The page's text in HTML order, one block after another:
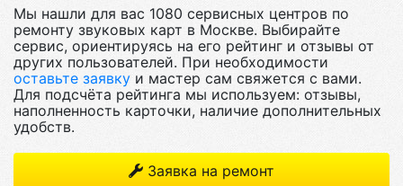
Мы нашли для вас 1080 сервисных центров по
ремонту звуковых карт в Москве. Выбирайте
сервис, ориентируясь на его рейтинг и отзывы от
других пользователей. При необходимости
оставьте заявку и мастер сам свяжется с вами.
Для подсчёта рейтинга мы используем: отзывы,
наполненность карточки, наличие дополнительных
удобств.
Заявка на ремонт